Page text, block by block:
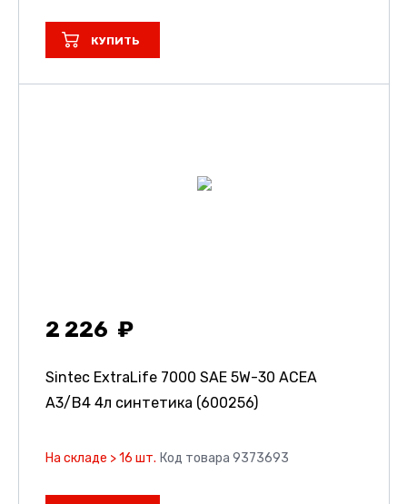
КУПИТЬ
2 226
Sintec ExtraLife 7000 SAE 5W-30 ACEA
A3/B4 4л синтетика (600256)
На складе > 16 шт. Код товара 9373693